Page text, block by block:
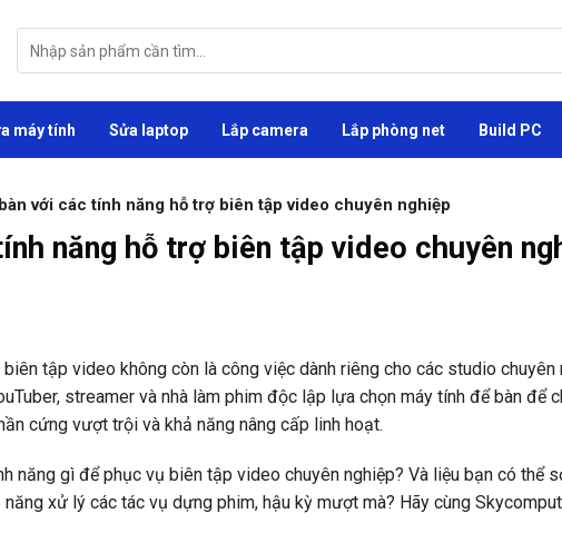
kiếm:
máy tính Sửa laptop Lắp camera Lắp phòng net Build PC
với các tính năng hỗ trợ biên tập video chuyên nghiệp
năng hỗ trợ biên tập video chuyên
tập video không còn là công việc dành riêng cho các studio chuyên
streamer và nhà làm phim độc lập lựa chọn máy tính để bàn để
cứng vượt trội và khả năng nâng cấp linh hoạt.
năng gì để phục vụ biên tập video chuyên nghiệp? Và liệu bạn có thể
xử lý các tác vụ dựng phim, hậu kỳ mượt mà? Hãy cùng